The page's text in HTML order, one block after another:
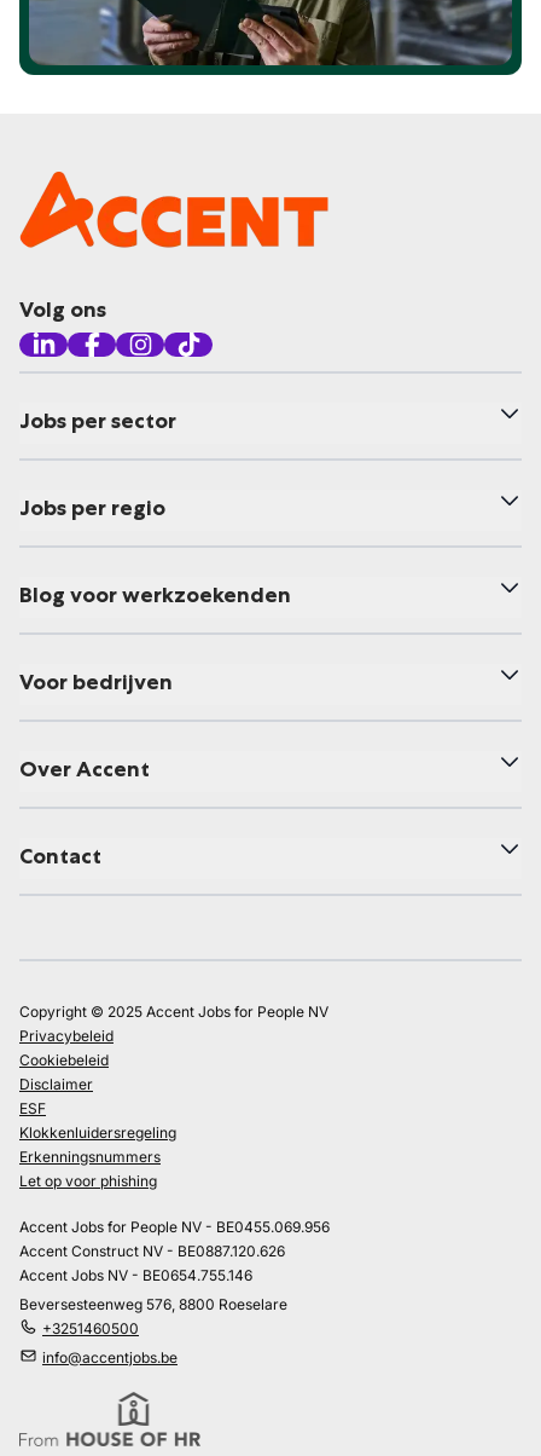
Volg ons
Jobs per sector
Jobs per regio
Blog voor werkzoekenden
Voor bedrijven
Over Accent
Contact
Copyright © 2025 Accent Jobs for People NV
Privacybeleid
Cookiebeleid
Disclaimer
ESF
Klokkenluidersregeling
Erkenningsnummers
Let op voor phishing
Accent Jobs for People NV - BE0455.069.956
Accent Construct NV - BE0887.120.626
Accent Jobs NV - BE0654.755.146
Beversesteenweg 576, 8800 Roeselare
+3251460500
info@accentjobs.be